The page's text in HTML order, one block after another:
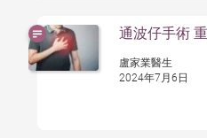
通波仔手術
盧家業醫生
2024年7月6日